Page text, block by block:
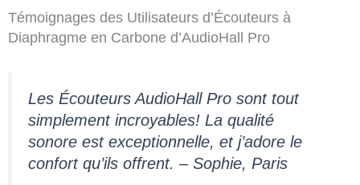
Témoignages des Utilisateurs d’Écouteurs à
Diaphragme en Carbone d’AudioHall Pro
Les Écouteurs AudioHall Pro sont tout
simplement incroyables! La qualité
sonore est exceptionnelle, et j’adore le
confort qu’ils offrent. – Sophie, Paris